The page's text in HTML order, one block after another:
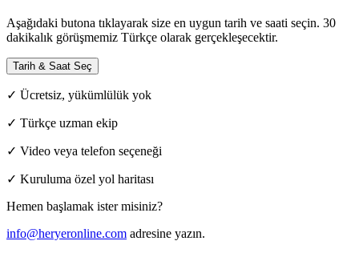
Aşağıdaki butona tıklayarak size en uygun tarih ve saati seçin. 30
dakikalık görüşmemiz Türkçe olarak gerçekleşecektir.
Tarih & Saat Seç
✓ Ücretsiz, yükümlülük yok
✓ Türkçe uzman ekip
✓ Video veya telefon seçeneği
✓ Kuruluma özel yol haritası
Hemen başlamak ister misiniz?
info@heryeronline.com adresine yazın.